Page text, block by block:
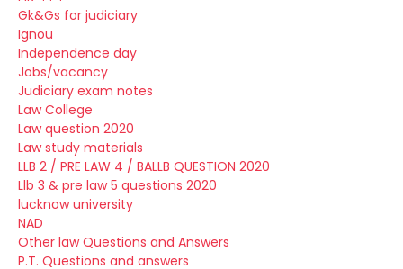
Gk&Gs for judiciary
Ignou
Independence day
Jobs/vacancy
Judiciary exam notes
Law College
Law question 2020
Law study materials
LLB 2 / PRE LAW 4 / BALLB QUESTION 2020
Llb 3 & pre law 5 questions 2020
lucknow university
NAD
Other law Questions and Answers
P.T. Questions and answers